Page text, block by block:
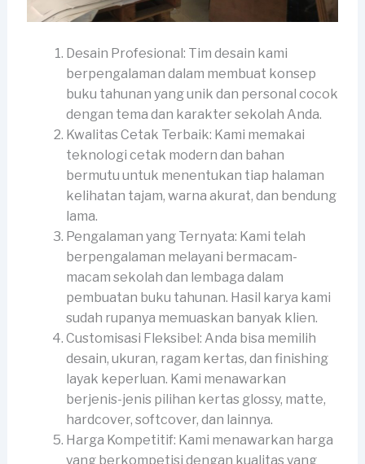
Desain Profesional: Tim desain kami
berpengalaman dalam membuat konsep
buku tahunan yang unik dan personal cocok
dengan tema dan karakter sekolah Anda.
Kwalitas Cetak Terbaik: Kami memakai
teknologi cetak modern dan bahan
bermutu untuk menentukan tiap halaman
kelihatan tajam, warna akurat, dan bendung
lama.
Pengalaman yang Ternyata: Kami telah
berpengalaman melayani bermacam-
macam sekolah dan lembaga dalam
pembuatan buku tahunan. Hasil karya kami
sudah rupanya memuaskan banyak klien.
Customisasi Fleksibel: Anda bisa memilih
desain, ukuran, ragam kertas, dan finishing
layak keperluan. Kami menawarkan
berjenis-jenis pilihan kertas glossy, matte,
hardcover, softcover, dan lainnya.
Harga Kompetitif: Kami menawarkan harga
yang berkompetisi dengan kualitas yang